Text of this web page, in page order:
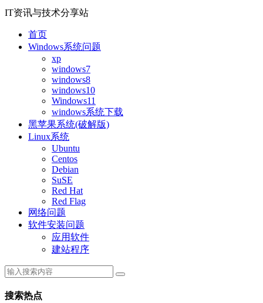
IT资讯与技术分享站
首页
Windows系统问题
xp
windows7
windows8
windows10
Windows11
windows系统下载
黑苹果系统(破解版)
Linux系统
Ubuntu
Centos
Debian
SuSE
Red Hat
Red Flag
网络问题
软件安装问题
应用软件
建站程序
搜索热点